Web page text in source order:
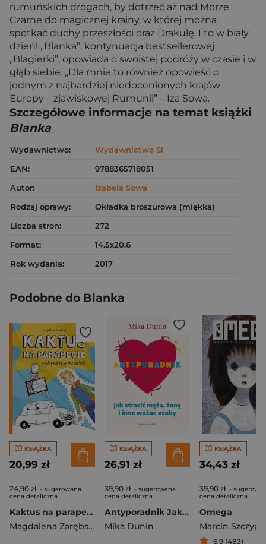
rumuńskich drogach, by dotrzeć aż nad Morze
Czarne do magicznej krainy, w której można
spotkać duchy przeszłości oraz Drakulę. I to w biały
dzień! „Blanka”, kontynuacja bestsellerowej
„Blagierki”, opowiada o swoistej podróży w czasie i w
głąb siebie. „Dla mnie to również opowieść o
jednym z najbardziej niedocenionych krajów
Europy – zjawiskowej Rumunii” – Iza Sowa.
Szczegółowe informacje na temat książki
Blanka
Wydawnictwo:
Wydawnictwo SI
EAN:
9788365718051
Autor:
Izabela Sowa
Rodzaj oprawy:
Okładka broszurowa (miękka)
Liczba stron:
272
Format:
14.5x20.6
Rok wydania:
2017
Podobne do Blanka
KSIĄŻKA
20,99 zł
24,90 zł - sugerowana
cena detaliczna
Kaktus na parapecie
Magdalena Zarębska
KSIĄŻKA
26,91 zł
39,90 zł - sugerowana
cena detaliczna
Antyporadnik Jak stracić męża, żonę i inne ważne osoby
Mika Dunin
KSIĄŻKA
34,43 zł
39,90 zł -
cena detaliczna
Omega
Marcin
6,9 (483)